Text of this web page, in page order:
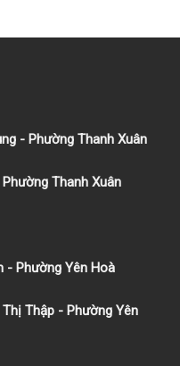
- Phường Thanh Xuân
Thanh Xuân
- Phường Yên Hoà
Thập - Phường Yên